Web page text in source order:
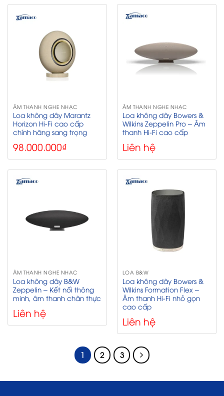
ÂM THANH NGHE NHẠC
Loa không dây Marantz
Horizon Hi-Fi cao cấp
chính hãng sang trọng
98.000.000₫
ÂM THANH NGHE NHẠC
Loa không dây Bowers &
Wilkins Zeppelin Pro – Âm
thanh Hi-Fi cao cấp
Liên hệ
ÂM THANH NGHE NHẠC
Loa không dây B&W
Zeppelin – Kết nối thông
minh, âm thanh chân thực
Liên hệ
LOA B&W
Loa không dây Bowers &
Wilkins Formation Flex –
Âm thanh Hi-Fi nhỏ gọn
cao cấp
Liên hệ
1 2 3